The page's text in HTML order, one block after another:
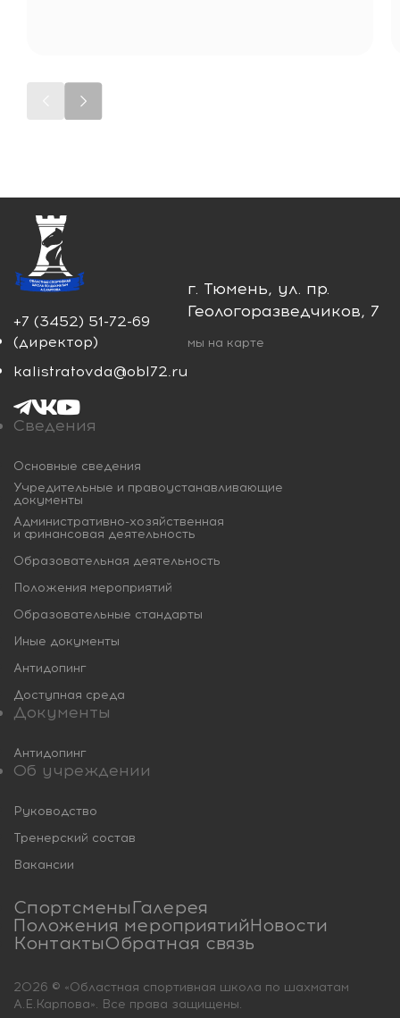
+7 (3452) 51-72-69
(директор)
kalistratovda@obl72.ru
г. Тюмень, ул. пр.
Геологоразведчиков, 7
мы на карте
Сведения
Основные сведения
Учредительные и правоустанавливающие
документы
Административно-хозяйственная
и финансовая деятельность
Образовательная деятельность
Положения мероприятий
Образовательные стандарты
Иные документы
Антидопинг
Доступная среда
Документы
Антидопинг
Об учреждении
Руководство
Тренерский состав
Вакансии
СпортсменыГалерея
Положения мероприятийНовости
КонтактыОбратная связь
2026 © «Областная спортивная школа по шахматам
А.Е.Карпова». Все права защищены.